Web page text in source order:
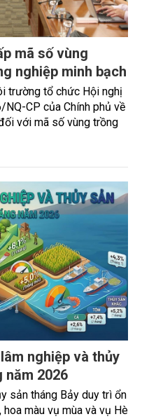
mã số vùng
nghiệp minh bạch
trường tổ chức Hội nghị
CP của Chính phủ về
với mã số vùng trồng
nghiệp và thủy
năm 2026
sản tháng Bảy duy trì ổn
màu vụ mùa và vụ Hè